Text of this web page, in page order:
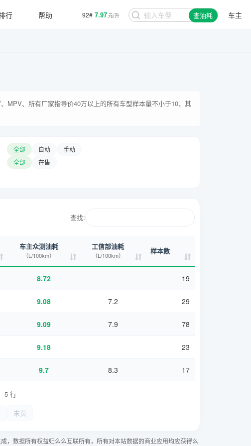
92# 7.97元/升 查油耗 车主
行 帮助
MPV、所有厂家指导价40万以上的所有车型样本量不小于10，其
全部 自动 手动
全部 在售
查找:
车主众测油耗
（L/100km）
工信部油耗
（L/100km） 样本数
8.72 19
9.08 7.2 29
9.09 7.9 78
9.18 23
9.7 8.3 17
5 行
末页
，数据所有权益归么么互联所有，所有对本站数据的商业应用均应获得么